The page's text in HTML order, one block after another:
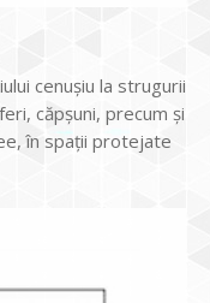
cenușiu la strugurii
căpșuni, precum și
în spații protejate